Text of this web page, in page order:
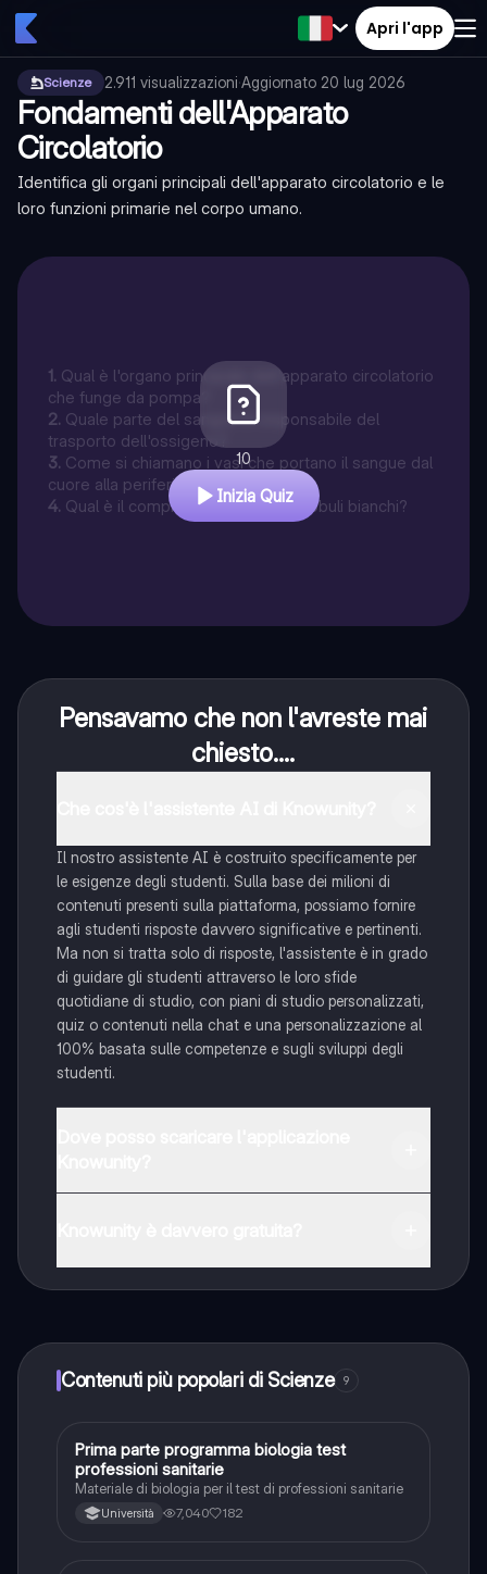
Apri l'app
Scienze 2.911 visualizzazioni·Aggiornato 20 lug 2026
Fondamenti dell'Apparato
Circolatorio
Identifica gli organi principali dell'apparato circolatorio e le
loro funzioni primarie nel corpo umano.
1. Qual è l'organo principale dell'apparato circolatorio
che funge da pompa?
2. Quale parte del sangue è responsabile del
trasporto dell'ossigeno?
3. Come si chiamano i vasi che portano il sangue dal
cuore alla periferia?
4. Qual è il compito principale dei globuli bianchi?
10
Inizia Quiz
Pensavamo che non l'avreste mai
chiesto....
Il nostro assistente AI è costruito specificamente per
le esigenze degli studenti. Sulla base dei milioni di
contenuti presenti sulla piattaforma, possiamo fornire
agli studenti risposte davvero significative e pertinenti.
Ma non si tratta solo di risposte, l'assistente è in grado
di guidare gli studenti attraverso le loro sfide
quotidiane di studio, con piani di studio personalizzati,
quiz o contenuti nella chat e una personalizzazione al
100% basata sulle competenze e sugli sviluppi degli
studenti.
Knowunity Premium, che consente di studiare senza
Contenuti più popolari di Scienze 9
Scienze
Prima parte programma biologia test
professioni sanitarie
Materiale di biologia per il test di professioni sanitarie
Università 7,040 182